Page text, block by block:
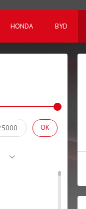
HONDA BYD
OK